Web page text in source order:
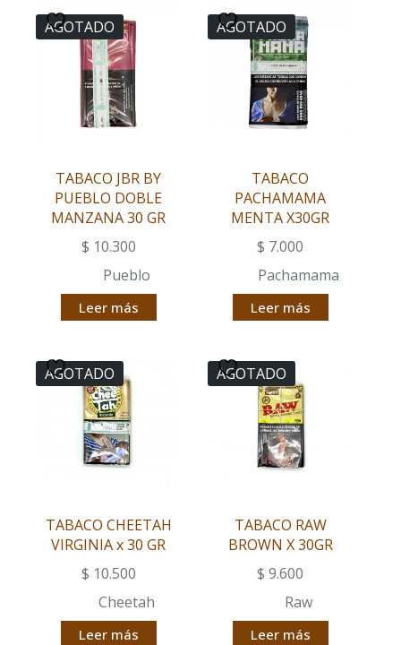
AGOTADO
TABACO JBR BY
PUEBLO DOBLE
MANZANA 30 GR
$ 10.300
Pueblo
Leer más
AGOTADO
TABACO
PACHAMAMA
MENTA X30GR
$ 7.000
Pachamama
Leer más
AGOTADO
TABACO CHEETAH
VIRGINIA x 30 GR
$ 10.500
Cheetah
Leer más
AGOTADO
TABACO RAW
BROWN X 30GR
$ 9.600
Raw
Leer más